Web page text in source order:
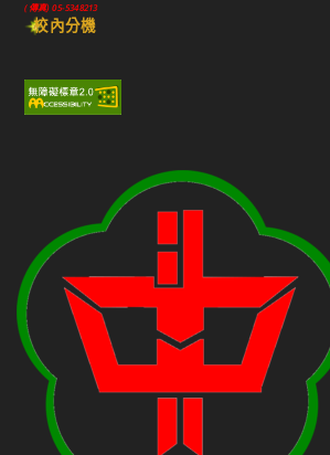
(傳真) 05-5348213
校內分機